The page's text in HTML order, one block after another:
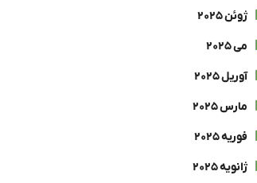
ژوئن ۲۰۲۵
می ۲۰۲۵
آوریل ۲۰۲۵
مارس ۲۰۲۵
فوریه ۲۰۲۵
ژانویه ۲۰۲۵